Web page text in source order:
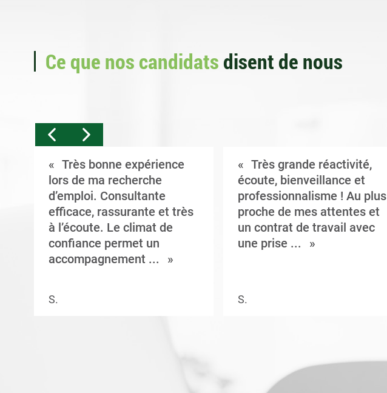
Ce que nos candidats disent de nous
Très bonne expérience
lors de ma recherche
d’emploi. Consultante
efficace, rassurante et très
à l’écoute. Le climat de
confiance permet un
accompagnement ...
S.
Très grande réactivité,
écoute, bienveillance et
professionnalisme ! Au plus
proche de mes attentes et
un contrat de travail avec
une prise ...
S.